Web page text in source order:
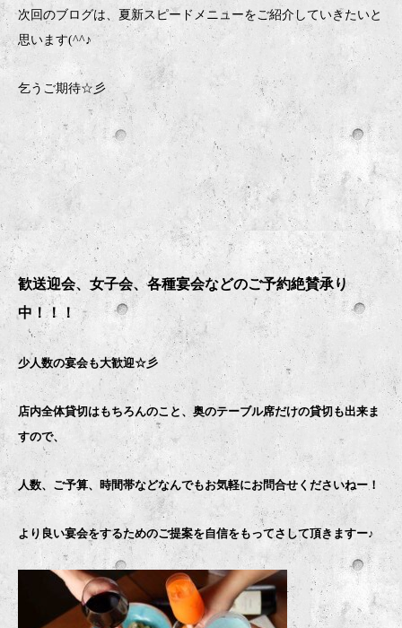
次回のブログは、夏新スピードメニューをご紹介していきたいと
思います(^^♪
乞うご期待☆彡
歓送迎会、女子会、各種宴会などのご予約絶賛承り
中！！！
少人数の宴会も大歓迎☆彡
店内全体貸切はもちろんのこと、奥のテーブル席だけの貸切も出来ま
すので、
人数、ご予算、時間帯などなんでもお気軽にお問合せくださいねー！
より良い宴会をするためのご提案を自信をもってさして頂きますー♪